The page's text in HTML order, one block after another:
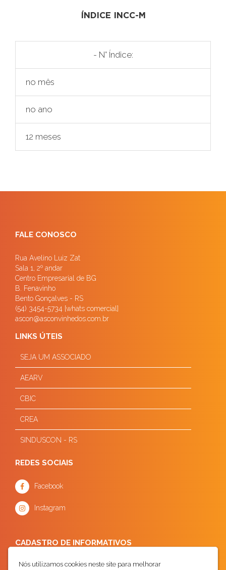
ÍNDICE INCC-M
- N° Índice:
no mês
no ano
12 meses
FALE CONOSCO
Rua Avelino Luiz Zat
Sala 1, 2º andar
Centro Empresarial de BG
B. Fenavinho
Bento Gonçalves - RS
(54) 3454-5734 [whats comercial]
ascon@asconvinhedos.com.br
LINKS ÚTEIS
SEJA UM ASSOCIADO
AEARV
CBIC
CREA
SINDUSCON - RS
REDES SOCIAIS
Facebook
Instagram
CADASTRO DE INFORMATIVOS
Nós utilizamos cookies neste site para melhorar